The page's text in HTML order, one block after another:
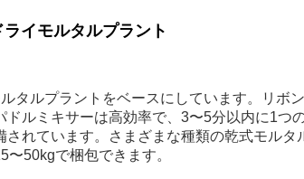
イモルタルプラント
タルプラントをベースにしています。リボ
ルミキサーは高効率で、3〜5分以内に1つ
れています。さまざまな種類の乾式モルタ
50kgで梱包できます。